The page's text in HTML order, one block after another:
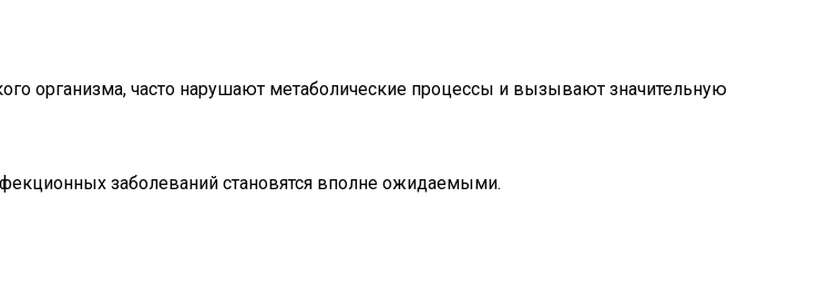
организма, часто нарушают метаболические процессы и вызывают значительную
заболеваний становятся вполне ожидаемыми.